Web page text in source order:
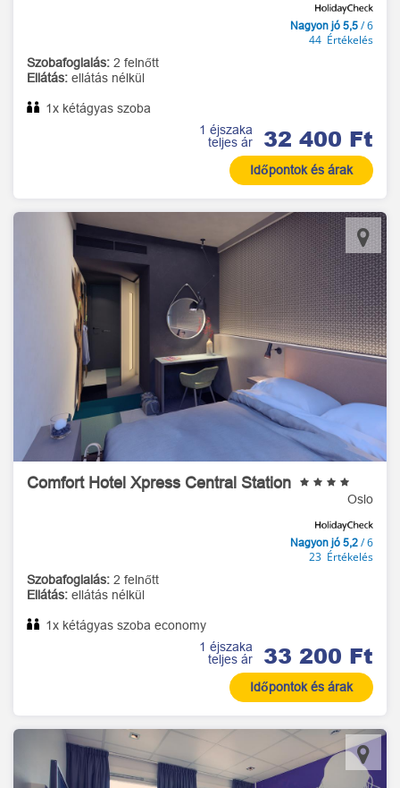
Nagyon jó 5,5 / 6
44 Értékelés
Szobafoglalás: 2 felnőtt
Ellátás: ellátás nélkül
1x kétágyas szoba
1 éjszaka
teljes ár
32 400 Ft
Időpontok és árak
Comfort Hotel Xpress Central Station
Oslo
Nagyon jó 5,2 / 6
23 Értékelés
Szobafoglalás: 2 felnőtt
Ellátás: ellátás nélkül
1x kétágyas szoba economy
1 éjszaka
teljes ár
33 200 Ft
Időpontok és árak